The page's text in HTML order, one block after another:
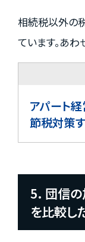
相続税以外の
ています。あわ
アパート
節税対策
5. 団信の
を比較し